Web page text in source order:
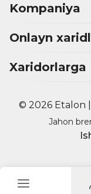
Kompaniya
Onlayn
Xaridorlarga
© 2026 Etalon
Jahon